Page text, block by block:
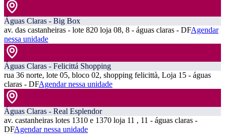
Águas Claras - Big Box
av. das castanheiras - lote 820 loja 08, 8 - águas claras - DFAgendar
nessa unidade
Águas Claras - Felicittá Shopping
rua 36 norte, lote 05, bloco 02, shopping felicittà, Loja 15 - águas
claras - DFAgendar nessa unidade
Águas Claras - Real Esplendor
av. castanheiras lotes 1310 e 1370 loja 11 , 11 - águas claras -
DFAgendar nessa unidade